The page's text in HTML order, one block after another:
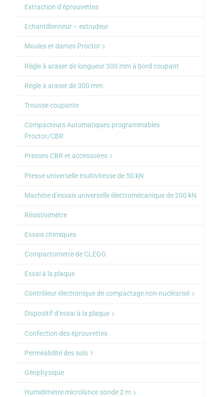
Extraction d’éprouvettes
Echantillonneur – extrudeur
Moules et dames Proctor
Règle à araser de longueur 300 mm à bord coupant
Règle à araser de 300 mm
Trousse coupante
Compacteurs Automatiques programmables
Proctor/CBR
Presses CBR et accessoires
Presse universelle multivitesse de 50 kN
Machine d’essais universelle électromécanique de 200 kN
Résistivimètre
Essais chimiques
Compactometre de CLEGG
Essai à la plaque
Contrôleur électronique de compactage non-nucléarisé
Dispositif d’essai à la plaque
Confection des éprouvettes
Perméabilité des sols
Géophysique
Humidimètre microlance sonde 2 m